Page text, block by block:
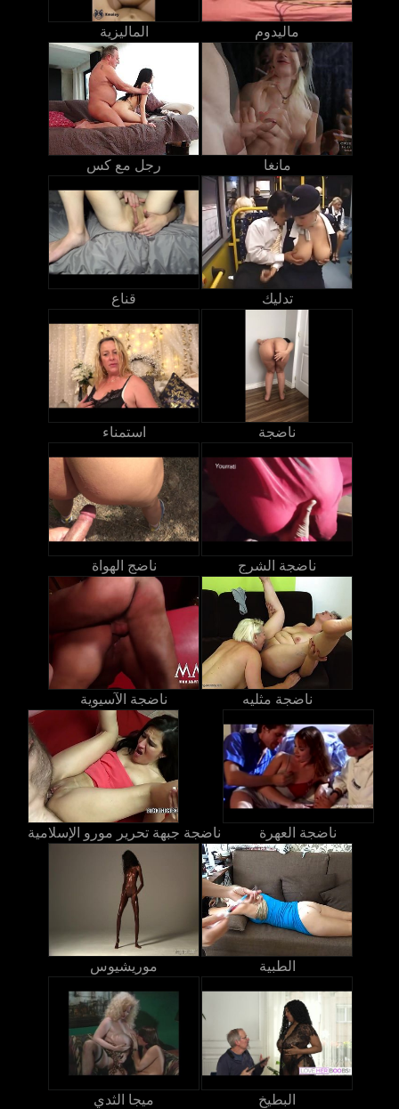
الماليزية ماليدوم
رجل مع كس مانغا
قناع تدليك
استمناء ناضجة
ناضج الهواة ناضجة الشرج
ناضجة الآسيوية ناضجة مثليه
ناضجة جبهة تحرير مورو الإسلامية ناضجة العهرة
موريشيوس الطبية
ميجا الثدي البطيخ